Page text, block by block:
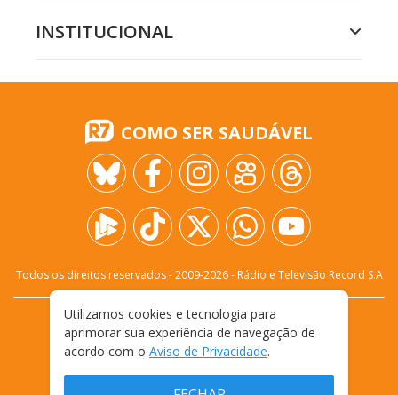
INSTITUCIONAL
COMO SER SAUDÁVEL
Todos os direitos reservados - 2009-2026- Rádio e Televisão Record S.A
CARREIRA FALE CONOSCO
PRIVACIDADE
TERMOS E CONDIÇÕES DE USO
Utilizamos cookies e tecnologia para
aprimorar sua experiência de navegação de
acordo com o Aviso de Privacidade.